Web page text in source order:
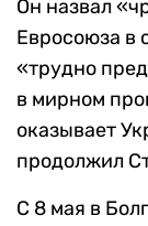
Он назвал
Евросоюза в
«трудно
в мирном
оказывает
продолжил
С 8 мая в